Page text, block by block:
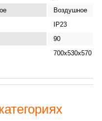
Воздушное
IP23
90
700х530х570